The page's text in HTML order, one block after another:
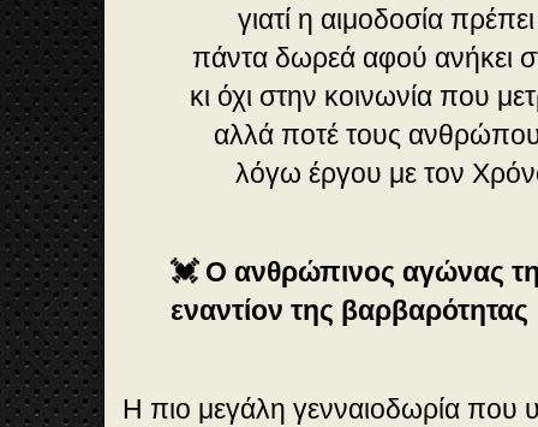
γιατί η αιμοδοσία
πάντα δωρεά αφού ανήκει
κι όχι στην κοινωνία που
αλλά ποτέ τους
λόγω έργου με τον
💓 Ο ανθρώπινος αγώνας
εναντίον της βαρβαρότητας
Η πιο μεγάλη γενναιοδωρία που